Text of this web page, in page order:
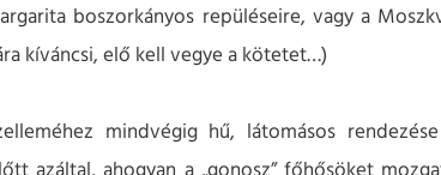
boszorkányos repüléseire, vagy a
kíváncsi, elő kell vegye a kötetet…)
mindvégig hű, látomásos